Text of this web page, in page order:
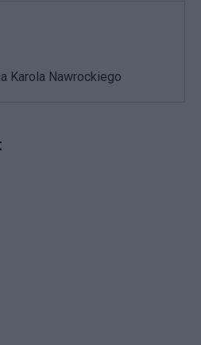
Karola Nawrockiego